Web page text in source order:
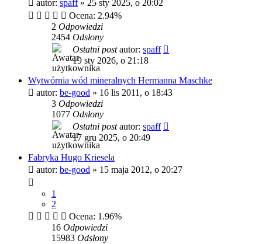
autor: spaff» 25 sty 2025, o 20:02
Ocena: 2.94%
2 Odpowiedzi
2454 Odsłony
Ostatni postautor: spaff
19 sty 2026, o 21:18
Wytwórnia wód mineralnych Hermanna Maschke
autor: be-good » 16 lis 2011, o 18:43
3 Odpowiedzi
1077 Odsłony
Ostatni postautor: spaff
17 gru 2025, o 20:49
Fabryka Hugo Kriesela
autor: be-good » 15 maja 2012, o 20:27
1
2
Ocena: 1.96%
16 Odpowiedzi
15983 Odsłony